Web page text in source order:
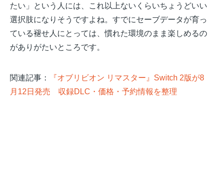
たい」という人には、これ以上ないくらいちょうどいい
選択肢になりそうですよね。すでにセーブデータが育っ
ている褪せ人にとっては、慣れた環境のまま楽しめるの
がありがたいところです。
関連記事：
『オブリビオン リマスター』Switch 2版が8
月12日発売 収録DLC・価格・予約情報を整理